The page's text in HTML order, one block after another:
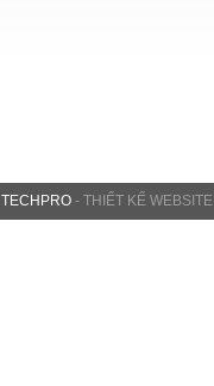
TECHPRO - THIẾT KẾ WEBSITE